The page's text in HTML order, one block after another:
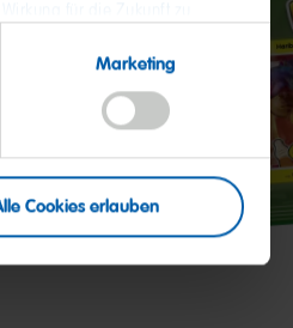
Marketing
Cookies erlauben
Phantasia